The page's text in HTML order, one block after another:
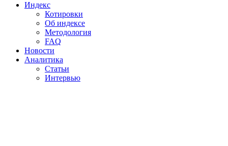
Индекс
Котировки
Об индексе
Методология
FAQ
Новости
Аналитика
Статьи
Интервью